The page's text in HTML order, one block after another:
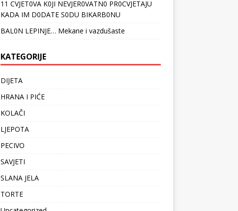
11 CVJET0VA K0JI NEVJER0VATN0 PR0CVJETAJU
KADA IM D0DATE S0DU BIKARB0NU
BAL0N LEPINJE… Mekane i vazdušaste
KATEGORIJE
DIJETA
HRANA I PIĆE
KOLAČI
LJEPOTA
PECIVO
SAVJETI
SLANA JELA
TORTE